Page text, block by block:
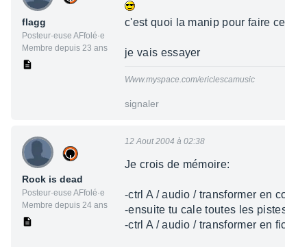
flagg
Posteur·euse AFfolé·e
Membre depuis 23 ans
c'est quoi la manip pour faire
je vais essayer
Www.myspace.com/ericlescamusic
signaler
Rock is dead
Posteur·euse AFfolé·e
Membre depuis 24 ans
12 Aout 2004 à 02:38
Je crois de mémoire:
-ctrl A / audio / transformer en
-ensuite tu cale toutes les
-ctrl A / audio / transformer en